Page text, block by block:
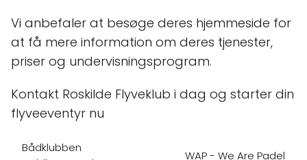
Vi anbefaler at besøge deres hjemmeside for
at få mere information om deres tjenester,
priser og undervisningsprogram.
Kontakt Roskilde Flyveklub i dag og starter din
flyveeventyr nu
Bådklubben
WAP - We Are Padel